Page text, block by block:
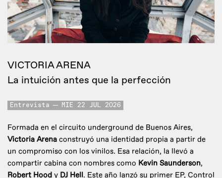
VICTORIA ARENA
La intuición antes que la perfección
Entrevista MIE 22 JUL 2026
Formada en el circuito underground de Buenos Aires,
Victoria Arena construyó una identidad propia a partir de
un compromiso con los vinilos. Esa relación, la llevó a
compartir cabina con nombres como Kevin Saunderson,
Robert Hood y DJ Hell. Este año lanzó su primer EP, Control